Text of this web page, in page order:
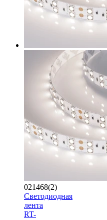
021468(2)
Светодиодная
лента
RT-